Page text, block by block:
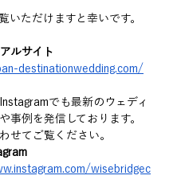
いただけますと幸いです。
ルサイト
destinationwedding.com/
でも最新のウェディ
事例を発信しております。
せてご覧ください。
wisebridgec